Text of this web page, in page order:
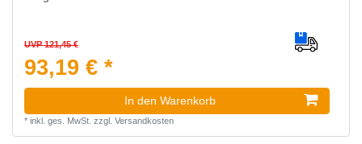
UVP 121,45 €
93,19 € *
In den Warenkorb
* inkl. ges. MwSt. zzgl. Versandkosten